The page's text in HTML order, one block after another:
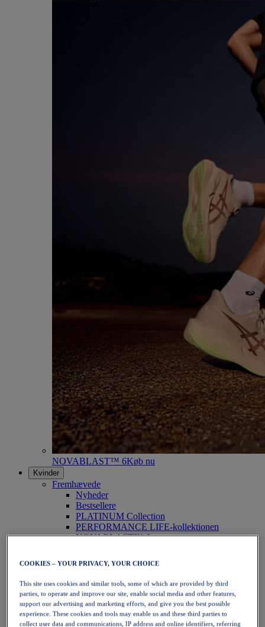
NOVABLAST™ 6Køb nu
Kvinder
Fremhævede
Nyheder
Bestsellere
PLATINUM Collection
PERFORMANCE LIFE-kollektionen
NOVABLAST™ 6
Løb
Trailløb
Tennis
Volleyball
Håndbold
Padel
Netbold
COOKIES – YOUR PRIVACY, YOUR CHOICE
This site uses cookies and similar tools, some of which are provided by third
parties, to operate and improve our site, enable social media and other features,
support our advertising and marketing efforts, and give you the best possible
experience. These cookies and tools may enable us and these third parties to
collect user data and communications, IP address and online identifiers, referring